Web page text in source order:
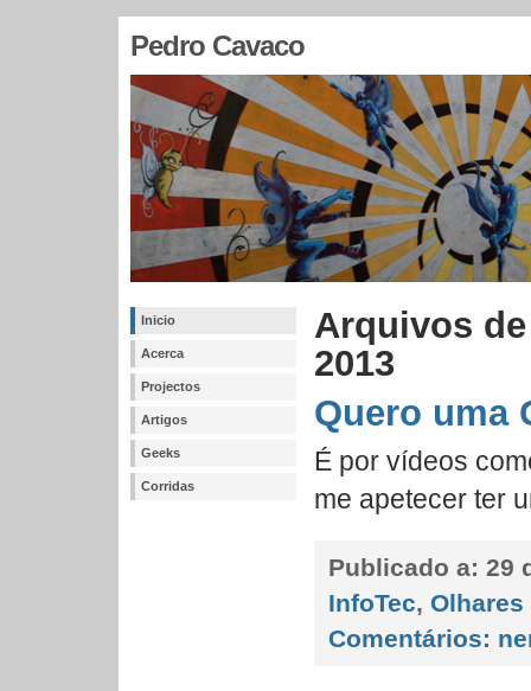
Pedro Cavaco
Inicio
Acerca
Projectos
Artigos
Geeks
Corridas
Arquivos
2013
Quero uma
É por vídeos
me apetecer ter
Publicado a: 29
InfoTec, Olhares
Comentários: